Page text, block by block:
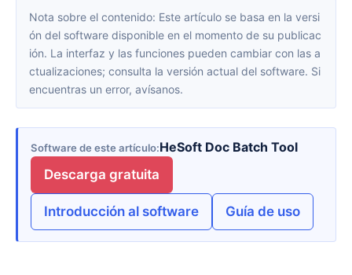
Nota sobre el contenido: Este artículo se basa en la versi
ón del software disponible en el momento de su publicac
ión. La interfaz y las funciones pueden cambiar con las a
ctualizaciones; consulta la versión actual del software. Si
encuentras un error, avísanos.
Software de este artículo HeSoft Doc Batch Tool
Descarga gratuita
Introducción al software Guía de uso